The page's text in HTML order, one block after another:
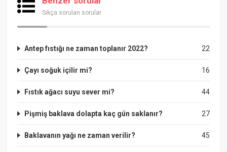
Sıkça sorulan sorular
22
Antep fıstığı ne zaman toplanır 2022?
16
Çayı soğuk içilir mi?
44
Fıstık ağacı suyu sever mi?
27
Pişmiş baklava dolapta kaç gün saklanır?
45
Baklavanın yağı ne zaman verilir?